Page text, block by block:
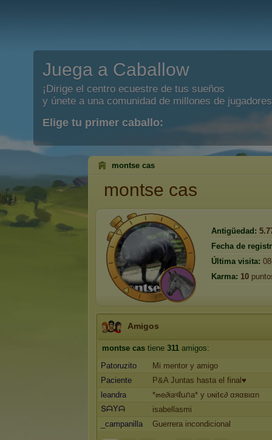
Juega a Caballow
¡Dirige el centro ecuestre de tus sueños
y únete a una comunidad de millones de
Elige tu primer caballo:
montse cas
montse cas
Antigüedad:
Fecha de
Última visita:
Karma: 10
Amigos
montse cas tiene 311 amigos:
Patoruzito
Mi mentor y amigo
Paciente
P&A Juntas hasta el final♥
leandra
*๓e∂iaথℓuภa* y υɴitє∂ αяαвιαn
ՏᗩYᗩ
isabellasmi
_campanilla
Guerrera incondicional